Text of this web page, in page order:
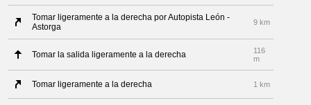
Tomar ligeramente a la derecha por Autopista León -
Astorga
9 km
Tomar la salida ligeramente a la derecha
116
m
Tomar ligeramente a la derecha 1 km